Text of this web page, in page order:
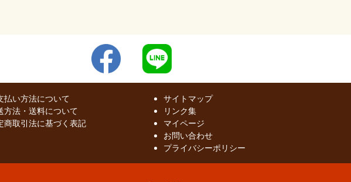
払い方法について
方法・送料について
商取引法に基づく表記
サイトマップ
リンク集
マイページ
お問い合わせ
プライバシーポリシー